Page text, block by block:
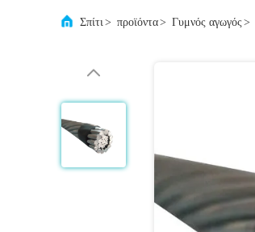
Σπίτι> προϊόντα> Γυμνός αγωγός >